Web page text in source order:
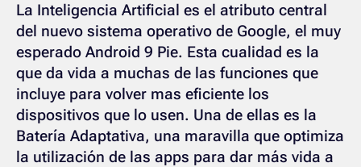
La Inteligencia Artificial es el atributo central
del nuevo sistema operativo de Google, el muy
esperado Android 9 Pie. Esta cualidad es la
que da vida a muchas de las funciones que
incluye para volver mas eficiente los
dispositivos que lo usen. Una de ellas es la
Batería Adaptativa, una maravilla que optimiza
la utilización de las apps para dar más vida a